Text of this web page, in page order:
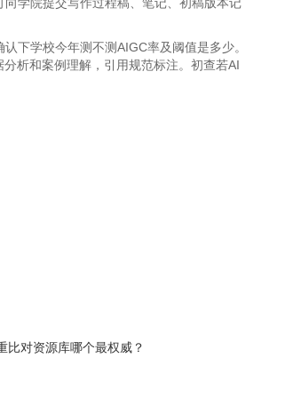
下学校今年测不测AIGC率及阈值是多少。
析和案例理解，引用规范标注。初查若AI
比对资源库哪个最权威？